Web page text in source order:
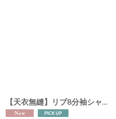
【天衣無縫】リブ8分袖シャツ オーガニックコットン 100％ スーピマコットン インナー ボタニカルダイ オフホワイト ピンク グレー